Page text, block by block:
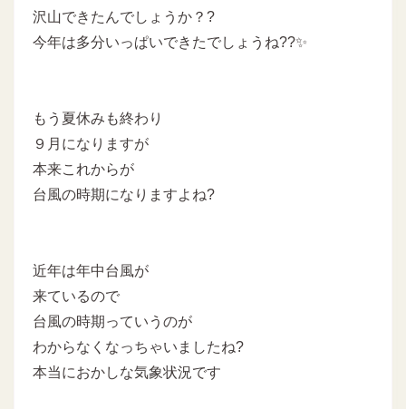
沢山できたんでしょうか？?
今年は多分いっぱいできたでしょうね??✨
もう夏休みも終わり
９月になりますが
本来これからが
台風の時期になりますよね?
近年は年中台風が
来ているので
台風の時期っていうのが
わからなくなっちゃいましたね?
本当におかしな気象状況です